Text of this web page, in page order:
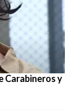
Carabineros y